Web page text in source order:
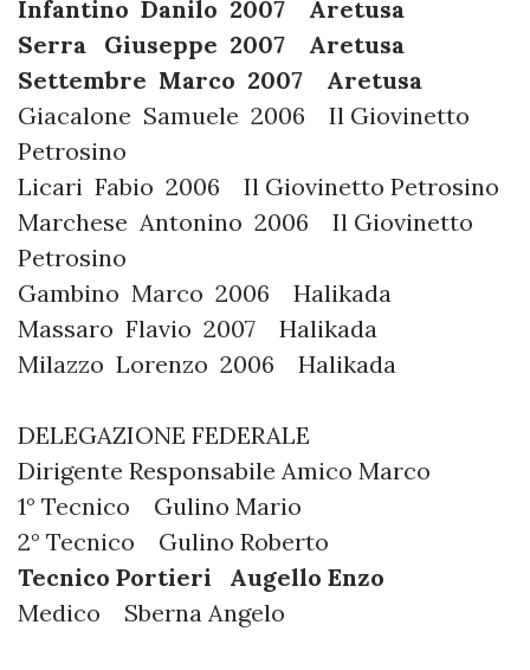
Infantino Danilo 2007 Aretusa
Serra Giuseppe 2007 Aretusa
Settembre Marco 2007 Aretusa
Giacalone Samuele 2006 Il Giovinetto
Petrosino
Licari Fabio 2006 Il Giovinetto Petrosino
Marchese Antonino 2006 Il Giovinetto
Petrosino
Gambino Marco 2006 Halikada
Massaro Flavio 2007 Halikada
Milazzo Lorenzo 2006 Halikada
DELEGAZIONE FEDERALE
Dirigente Responsabile Amico Marco
1° Tecnico Gulino Mario
2° Tecnico Gulino Roberto
Tecnico Portieri Augello Enzo
Medico Sberna Angelo